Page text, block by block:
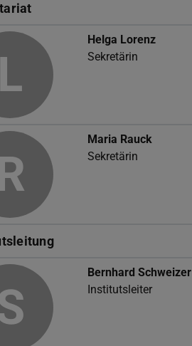
L
Helga Lorenz
Sekretärin
Maria Rauck
Sekretärin
Bernhard Schweizer
Institutsleiter